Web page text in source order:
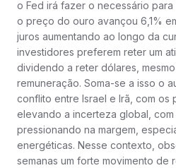
o Fed irá fazer o necessário
o preço do ouro avançou 6,1%
juros aumentando ao longo da
investidores preferem reter um
dividendo a reter dólares,
remuneração. Soma-se a isso o
conflito entre Israel e Irã, com os
elevando a incerteza global, com
pressionando na margem,
energéticas. Nesse contexto,
semanas um forte movimento de